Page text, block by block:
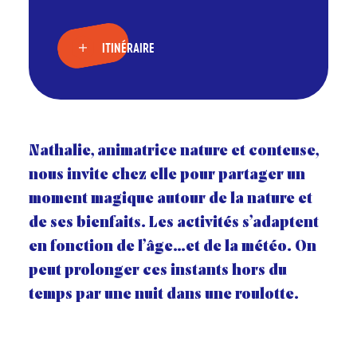
ITINÉRAIRE
Nathalie, animatrice nature et conteuse,
nous invite chez elle pour partager un
moment magique autour de la nature et
de ses bienfaits. Les activités s’adaptent
en fonction de l’âge…et de la météo. On
peut prolonger ces instants hors du
temps par une nuit dans une roulotte.